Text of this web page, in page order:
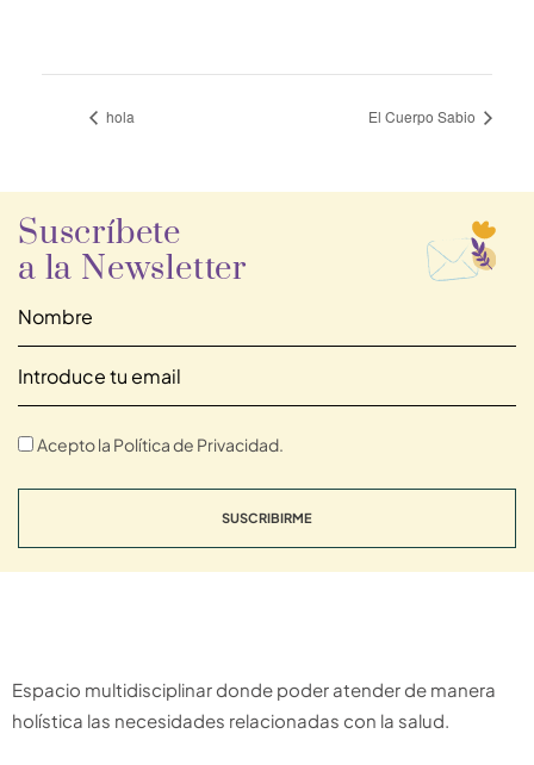
hola El Cuerpo Sabio
Suscríbete
a la Newsletter
Acepto la Política de Privacidad.
SUSCRIBIRME
Espacio multidisciplinar donde poder atender de manera
holística las necesidades relacionadas con la salud.